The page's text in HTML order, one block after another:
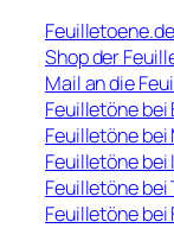
Feuilletoene.de
Shop der
Mail an die
Feuilletöne bei
Feuilletöne
Feuilletöne
Feuilletöne bei
Feuilletöne bei